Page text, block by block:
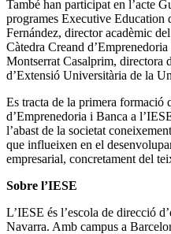
També han participat en l’acte
programes Executive Education
Fernández, director acadèmic
Càtedra Creand
Montserrat Casalprim, directora
d’Extensió Universitària de la
Es tracta de la primera formació
d’Emprenedoria i Banca a
l’abast de la societat
que influeixen en el
empresarial, concretament del
Sobre l’IESE
L’IESE és l’escola de direcció
Navarra. Amb campus a